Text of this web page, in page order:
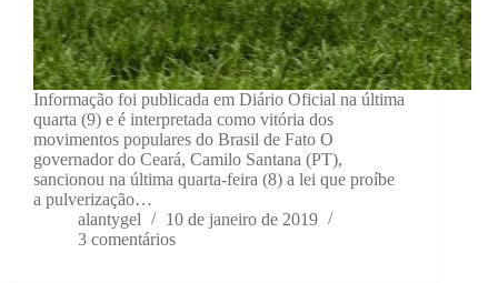
Informação foi publicada em Diário Oficial na última
quarta (9) e é interpretada como vitória dos
movimentos populares do Brasil de Fato O
governador do Ceará, Camilo Santana (PT),
sancionou na última quarta-feira (8) a lei que proíbe
a pulverização…
alantygel
10 de janeiro de 2019
3 comentários